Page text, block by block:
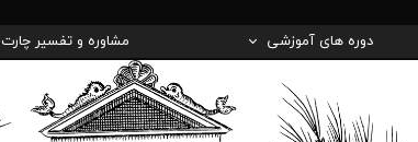
دوره های آموزشی
دوره های آسترولوژی
دوره ی تاروت
مشاوره و تفسیر چارت